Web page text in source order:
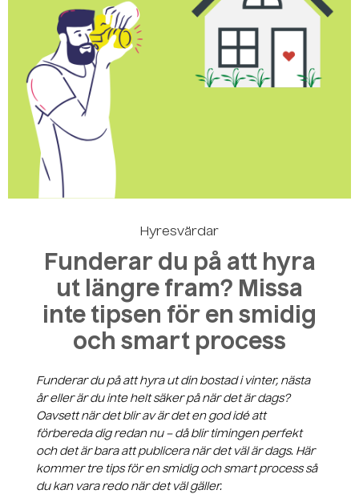
Skapa ett konto
Hyresvärdar
Funderar du på att hyra
ut längre fram? Missa
inte tipsen för en smidig
och smart process
Funderar du på att hyra ut din bostad i vinter, nästa
år eller är du inte helt säker på när det är dags?
Oavsett när det blir av är det en god idé att
förbereda dig redan nu – då blir timingen perfekt
och det är bara att publicera när det väl är dags. Här
kommer tre tips för en smidig och smart process så
du kan vara redo när det väl gäller.